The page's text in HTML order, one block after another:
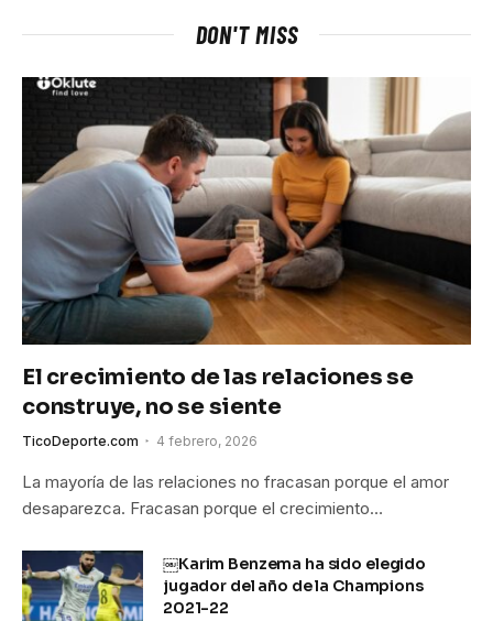
DON'T MISS
El crecimiento de las relaciones se
construye, no se siente
TicoDeporte.com 4 febrero, 2026
La mayoría de las relaciones no fracasan porque el amor
desaparezca. Fracasan porque el crecimiento…
￼Karim Benzema ha sido elegido
jugador del año de la Champions
2021-22